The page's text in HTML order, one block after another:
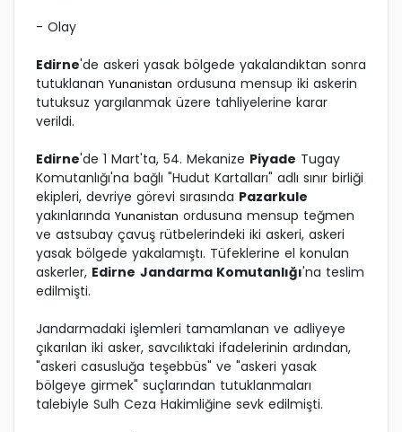
- Olay
Edirne'de askeri yasak bölgede yakalandıktan sonra
tutuklanan Yunanistan ordusuna mensup iki askerin
tutuksuz yargılanmak üzere tahliyelerine karar
verildi.
Edirne'de 1 Mart'ta, 54. Mekanize Piyade Tugay
Komutanlığı'na bağlı "Hudut Kartalları" adlı sınır birliği
ekipleri, devriye görevi sırasında Pazarkule
yakınlarında Yunanistan ordusuna mensup teğmen
ve astsubay çavuş rütbelerindeki iki askeri, askeri
yasak bölgede yakalamıştı. Tüfeklerine el konulan
askerler, Edirne Jandarma Komutanlığı'na teslim
edilmişti.
Jandarmadaki işlemleri tamamlanan ve adliyeye
çıkarılan iki asker, savcılıktaki ifadelerinin ardından,
"askeri casusluğa teşebbüs" ve "askeri yasak
bölgeye girmek" suçlarından tutuklanmaları
talebiyle Sulh Ceza Hakimliğine sevk edilmişti.